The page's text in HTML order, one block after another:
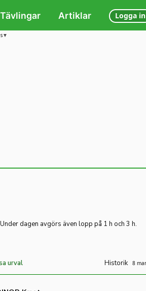
Tävlingar Artiklar Logga in
dagen avgörs även lopp på 1 h och 3 h.
urval Historik